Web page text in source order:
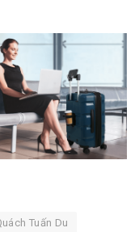
Tuấn Du